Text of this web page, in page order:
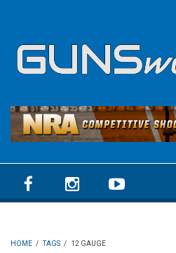
HOME / TAGS / 12 GAUGE